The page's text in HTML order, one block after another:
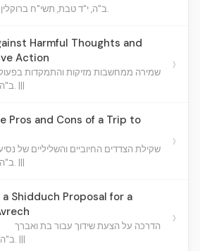
ב"ה, י"ד טבת, תשי"ח ברוקלין.
Harmful Thoughts and
Action
שמירה ממחשבות מזיקות והתמקדות
ב"ה, י"ד טבת, תשי"ח ברוקלין. |||
›
Pros and Cons of a Trip to
שקילת הצדדים החיוביים והשליליים של
ב"ה, י"ד טבת, תשי"ח ברוקלין. |||
›
Shidduch Proposal for a
הדרכה על הצעת שידוך עבור בת ואברך
ב"ה, ט"ו טבת, תשי"ח ברוקלין. |||
›